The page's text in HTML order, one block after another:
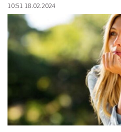
10:51 18.02.2024